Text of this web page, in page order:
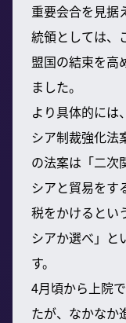
重要会合を見据
統領としては、
盟国の結束を高
ました。
より具体的には
シア制裁強化法
の法案は「二次
シアと貿易をす
税をかけるとい
シアか選べ」と
す。
4月頃から上院
たが、なかなか